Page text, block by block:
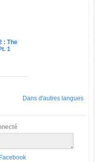
: The
1
Dans d'autres langues